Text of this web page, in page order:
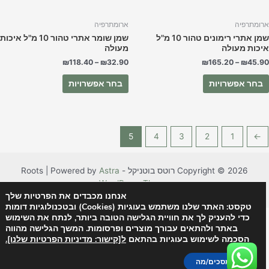
שמן אתרי רימונים טהור 10 מ"ל
מעולה
₪
–
₪165.20
בחר אפשרויות
ארומתרפיה
שמן שומר אתרי טהור 10 מ"ל איכות
מעולה
₪32.90
–
₪118.40
בחר אפשרויות
→
1
2
3
4
5
Copyright © 2026 רוטס בוטניקל - Roots | Powered by
Astra
WordPress Theme
אנחנו מכבדים את הפרטיות שלך
טקסט: האתר שלנו משתמש בעוגיות (Cookies) ובטכנולוגיות דומות
כדי להעניק לך את חוויית הגלישה הטובה ביותר, לנתח את השימוש
באתר ולהתאים עבורך מוצרים ופרסומות. המשך הגלישה מהווה
הסכמה לשימוש בעוגיות בהתאם ל[קישור: מדיניות הפרטיות שלנו].
אני מסכים/מה